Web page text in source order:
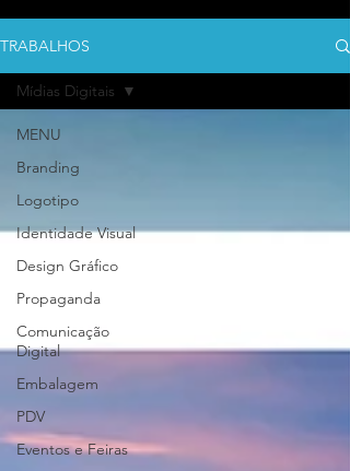
TRABALHOS
MENU
Branding
Logotipo
Identidade Visual
Design Gráfico
Propaganda
Comunicação
Digital
Embalagem
PDV
Eventos e Feiras
Mídias Digitais